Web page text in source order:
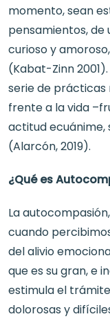
momento, sean
pensamientos, de
curioso y
(Kabat-Zinn
serie de
frente a la vida
actitud ecuánime,
(Alarcón, 2019).
¿Qué es
La
cuando
del alivio
que es su gran, e
estimula el
dolorosas y